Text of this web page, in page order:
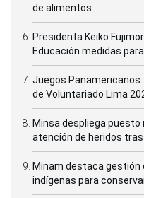
de alimentos
Presidenta Keiko
Educación medidas
Juegos
de Voluntariado Lima
Minsa despliega
atención de heridos
Minam destaca gestión
indígenas para